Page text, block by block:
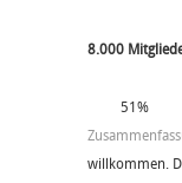
8.000
51%
willkommen.